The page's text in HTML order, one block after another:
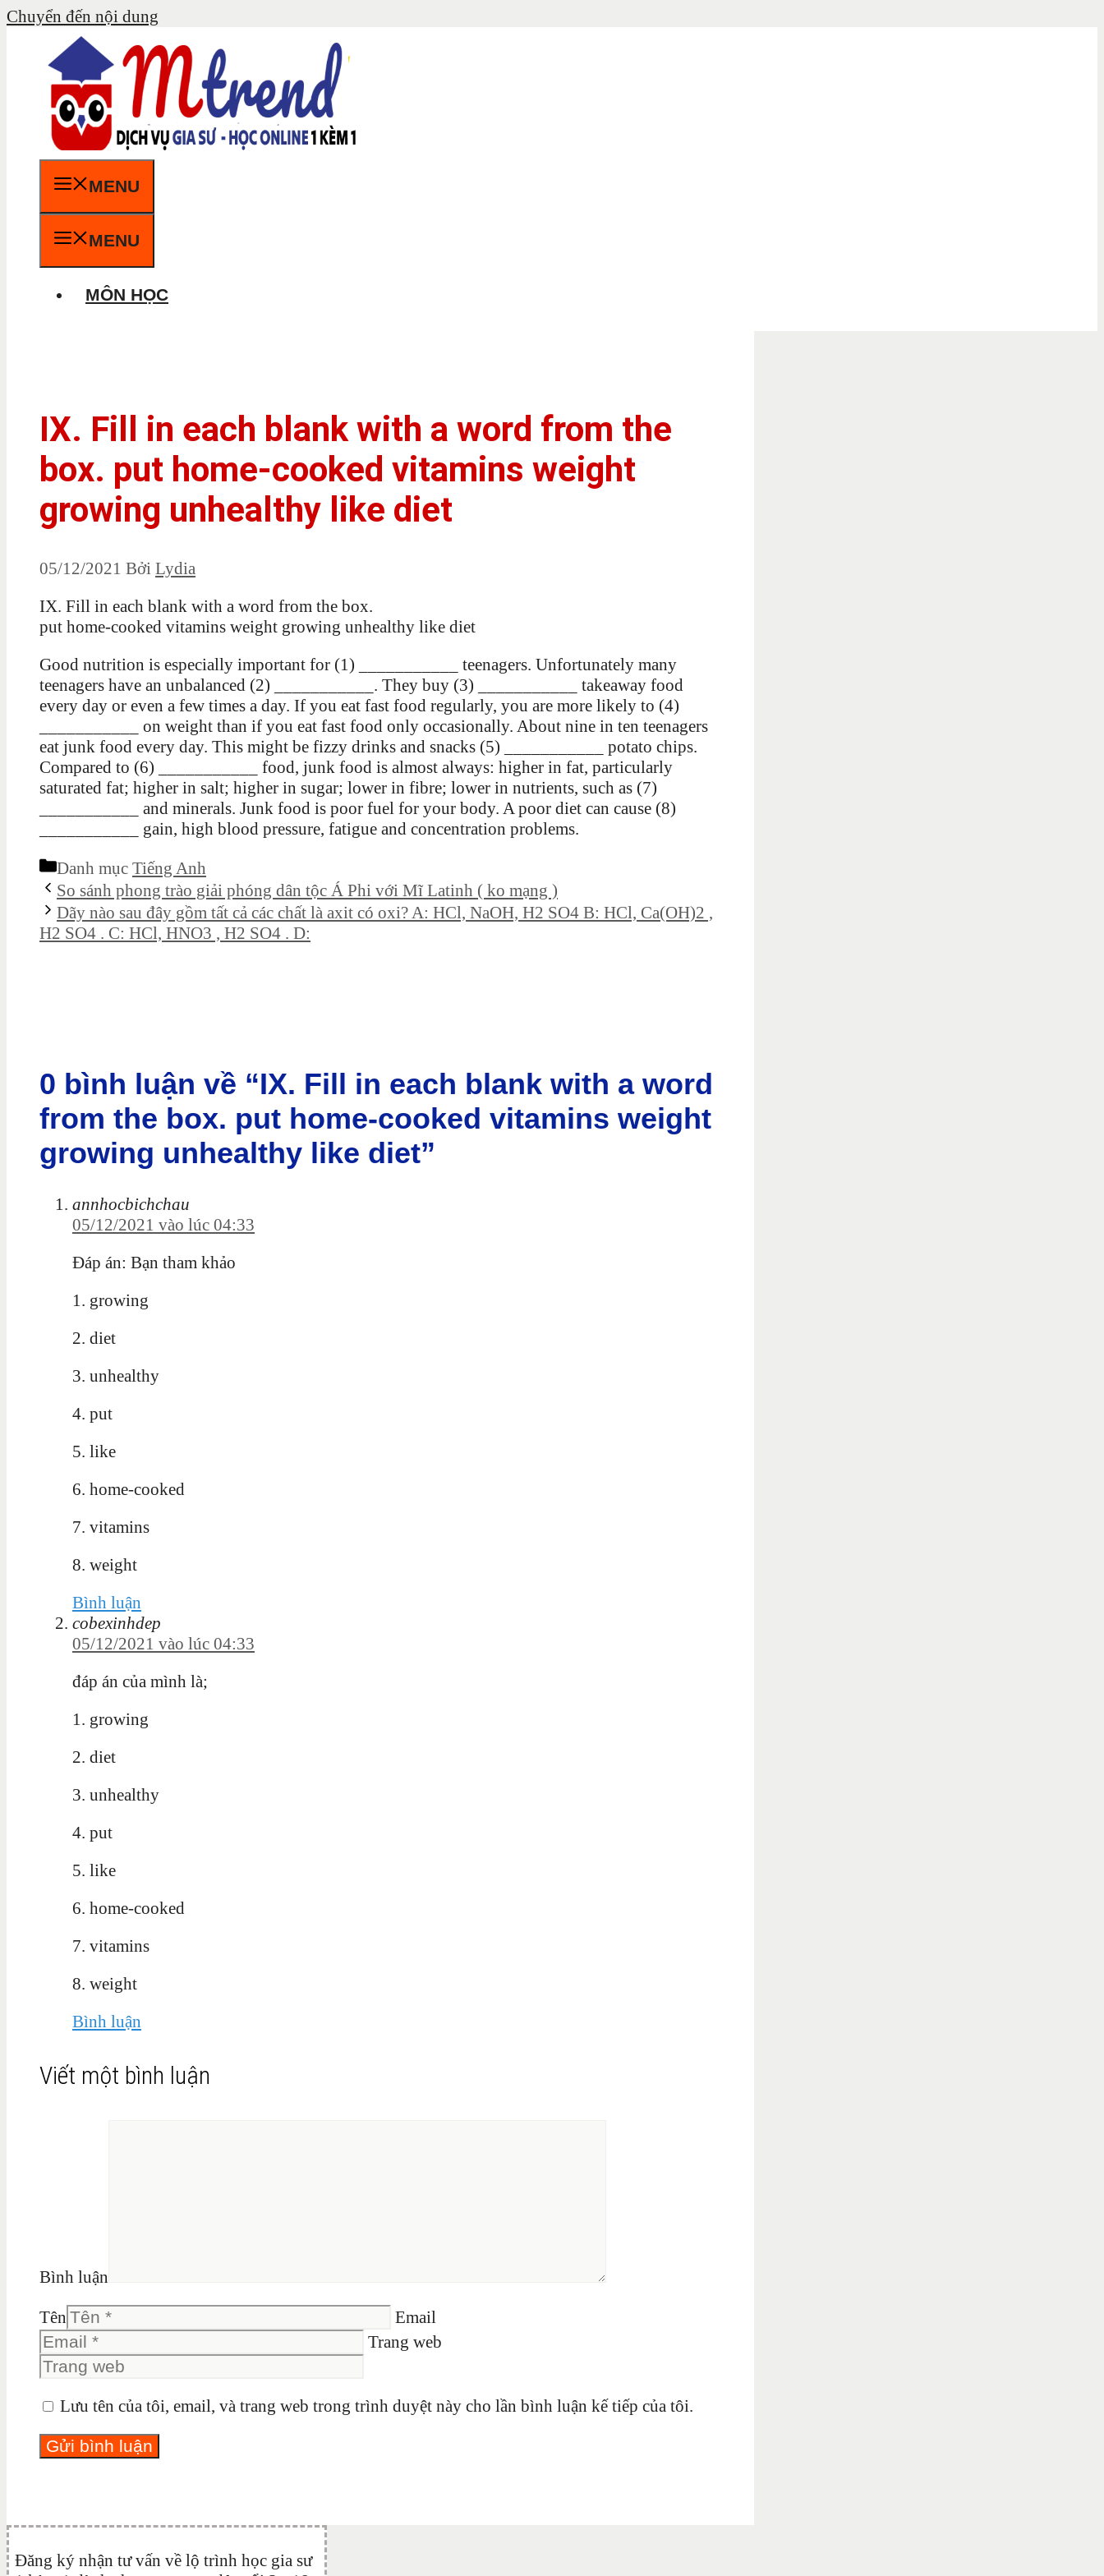
Chuyển đến nội dung
MENU
MENU
MÔN HỌC
IX. Fill in each blank with a word from the
box. put home-cooked vitamins weight
growing unhealthy like diet
05/12/2021 Bởi Lydia
IX. Fill in each blank with a word from the box.
put home-cooked vitamins weight growing unhealthy like diet
Good nutrition is especially important for (1) ___________ teenagers. Unfortunately many
teenagers have an unbalanced (2) ___________. They buy (3) ___________ takeaway food
every day or even a few times a day. If you eat fast food regularly, you are more likely to (4)
___________ on weight than if you eat fast food only occasionally. About nine in ten teenagers
eat junk food every day. This might be fizzy drinks and snacks (5) ___________ potato chips.
Compared to (6) ___________ food, junk food is almost always: higher in fat, particularly
saturated fat; higher in salt; higher in sugar; lower in fibre; lower in nutrients, such as (7)
___________ and minerals. Junk food is poor fuel for your body. A poor diet can cause (8)
___________ gain, high blood pressure, fatigue and concentration problems.
Danh mục Tiếng Anh
So sánh phong trào giải phóng dân tộc Á Phi với Mĩ Latinh ( ko mạng )
Dãy nào sau đây gồm tất cả các chất là axit có oxi? A: HCl, NaOH, H2 SO4 B: HCl, Ca(OH)2 ,
H2 SO4 . C: HCl, HNO3 , H2 SO4 . D:
0 bình luận về “IX. Fill in each blank with a word
from the box. put home-cooked vitamins weight
growing unhealthy like diet”
annhocbichchau
05/12/2021 vào lúc 04:33
Đáp án: Bạn tham khảo
1. growing
2. diet
3. unhealthy
4. put
5. like
6. home-cooked
7. vitamins
8. weight
Bình luận
cobexinhdep
05/12/2021 vào lúc 04:33
đáp án của mình là;
1. growing
2. diet
3. unhealthy
4. put
5. like
6. home-cooked
7. vitamins
8. weight
Bình luận
Viết một bình luận
Bình luận
Tên
Email
Trang web
Lưu tên của tôi, email, và trang web trong trình duyệt này cho lần bình luận kế tiếp của tôi.
Đăng ký nhận tư vấn về lộ trình học gia sư